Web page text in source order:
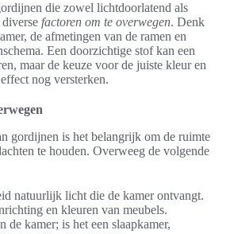
die zowel lichtdoorlatend als
factoren om te overwegen. Denk
de afmetingen van de ramen en
Een doorzichtige stof kan een
maar de keuze voor de juiste kleur en
nog versterken.
gordijnen is het belangrijk om de ruimte
te houden. Overweeg de volgende
natuurlijk licht die de kamer ontvangt.
en kleuren van meubels.
de kamer; is het een slaapkamer,